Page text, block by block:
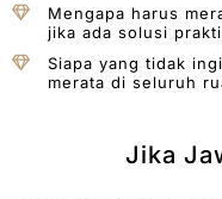
Mengapa harus
jika ada solusi
Siapa yang tidak
merata di seluruh
Jika